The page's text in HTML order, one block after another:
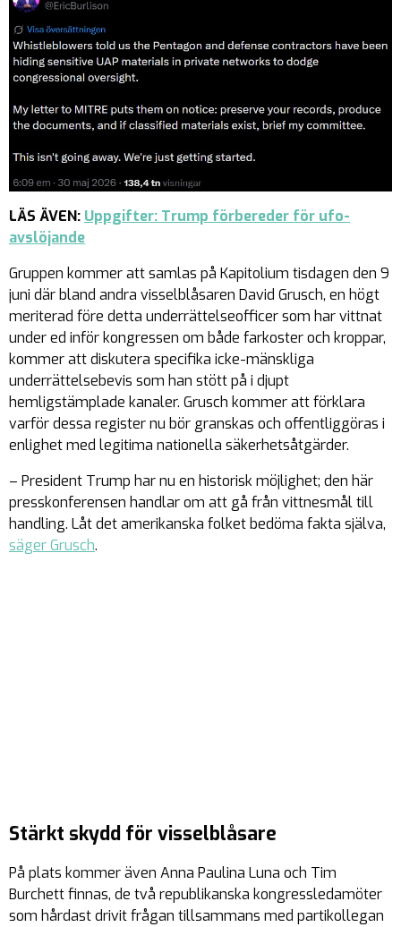
LÄS ÄVEN: Uppgifter: Trump förbereder för ufo-
avslöjande
Gruppen kommer att samlas på Kapitolium tisdagen den 9
juni där bland andra visselblåsaren David Grusch, en högt
meriterad före detta underrättelseofficer som har vittnat
under ed inför kongressen om både farkoster och kroppar,
kommer att diskutera specifika icke-mänskliga
underrättelsebevis som han stött på i djupt
hemligstämplade kanaler. Grusch kommer att förklara
varför dessa register nu bör granskas och offentliggöras i
enlighet med legitima nationella säkerhetsåtgärder.
– President Trump har nu en historisk möjlighet; den här
presskonferensen handlar om att gå från vittnesmål till
handling. Låt det amerikanska folket bedöma fakta själva,
säger Grusch.
Stärkt skydd för visselblåsare
På plats kommer även Anna Paulina Luna och Tim
Burchett finnas, de två republikanska kongressledamöter
som hårdast drivit frågan tillsammans med partikollegan